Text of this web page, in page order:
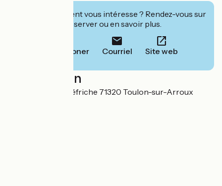
Cet établissement vous intéresse ? Rendez-vous sur
leur site pour réserver ou en savoir plus.
Téléphoner Courriel Site web
Localisation
529 Route de la Défriche 71320 Toulon-sur-Arroux